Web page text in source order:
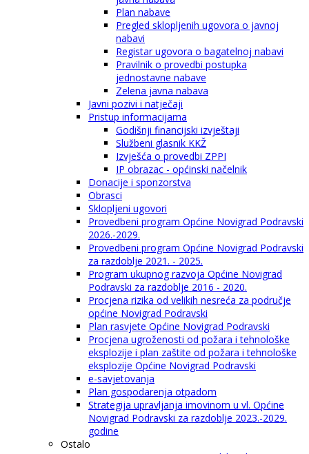
Plan nabave
Pregled sklopljenih ugovora o javnoj
nabavi
Registar ugovora o bagatelnoj nabavi
Pravilnik o provedbi postupka
jednostavne nabave
Zelena javna nabava
Javni pozivi i natječaji
Pristup informacijama
Godišnji financijski izvještaji
Službeni glasnik KKŽ
Izvješća o provedbi ZPPI
IP obrazac - općinski načelnik
Donacije i sponzorstva
Obrasci
Sklopljeni ugovori
Provedbeni program Općine Novigrad Podravski
2026.-2029.
Provedbeni program Općine Novigrad Podravski
za razdoblje 2021. - 2025.
Program ukupnog razvoja Općine Novigrad
Podravski za razdoblje 2016 - 2020.
Procjena rizika od velikih nesreća za područje
općine Novigrad Podravski
Plan rasvjete Općine Novigrad Podravski
Procjena ugroženosti od požara i tehnološke
eksplozije i plan zaštite od požara i tehnološke
eksplozije Općine Novigrad Podravski
e-savjetovanja
Plan gospodarenja otpadom
Strategija upravljanja imovinom u vl. Općine
Novigrad Podravski za razdoblje 2023.-2029.
godine
Ostalo